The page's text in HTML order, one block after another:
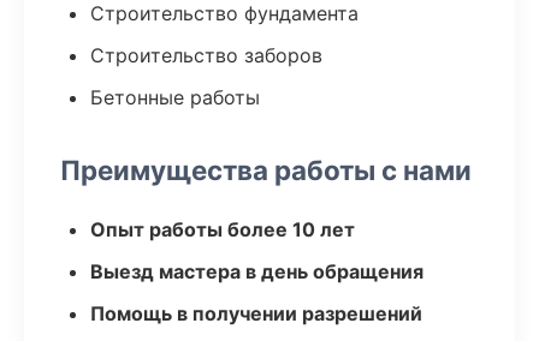
Строительство фундамента
Строительство заборов
Бетонные работы
Преимущества работы с нами
Опыт работы более 10 лет
Выезд мастера в день обращения
Помощь в получении разрешений